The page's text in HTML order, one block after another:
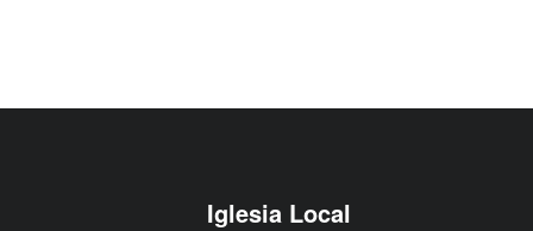
Iglesia Local